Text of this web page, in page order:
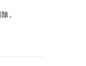
。